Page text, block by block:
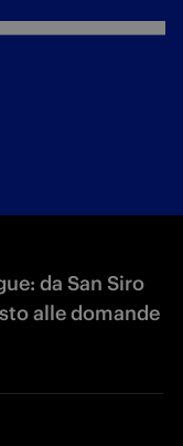
da San Siro
alle domande